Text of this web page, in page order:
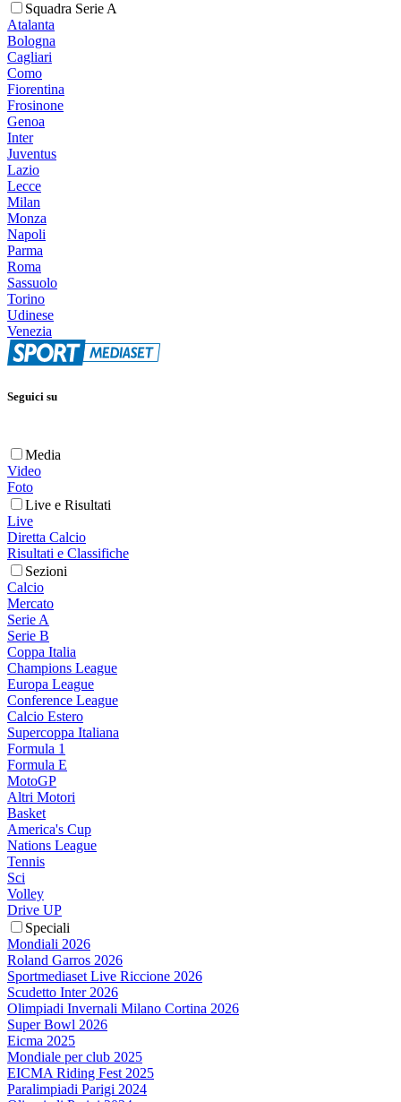
Squadra Serie A
Atalanta
Bologna
Cagliari
Como
Fiorentina
Frosinone
Genoa
Inter
Juventus
Lazio
Lecce
Milan
Monza
Napoli
Parma
Roma
Sassuolo
Torino
Udinese
Venezia
Seguici su
Media
Video
Foto
Live e Risultati
Live
Diretta Calcio
Risultati e Classifiche
Sezioni
Calcio
Mercato
Serie A
Serie B
Coppa Italia
Champions League
Europa League
Conference League
Calcio Estero
Supercoppa Italiana
Formula 1
Formula E
MotoGP
Altri Motori
Basket
America's Cup
Nations League
Tennis
Sci
Volley
Drive UP
Speciali
Mondiali 2026
Roland Garros 2026
Sportmediaset Live Riccione 2026
Scudetto Inter 2026
Olimpiadi Invernali Milano Cortina 2026
Super Bowl 2026
Eicma 2025
Mondiale per club 2025
EICMA Riding Fest 2025
Paralimpiadi Parigi 2024